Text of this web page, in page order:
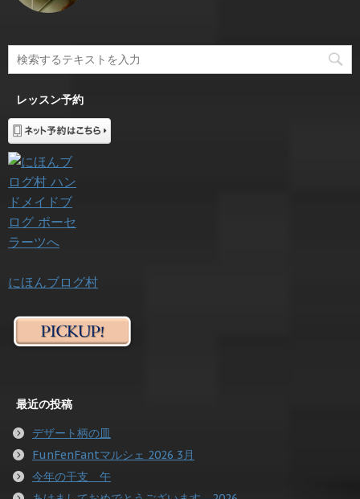
レッスン予約
にほんブログ村
最近の投稿
デザート柄の皿
FunFenFantマルシェ 2026 3月
今年の干支 午